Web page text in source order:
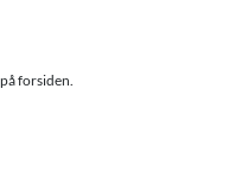
forsiden.